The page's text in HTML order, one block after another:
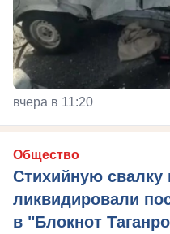
вчера в 11:20
Общество
Стихийную свалку
ликвидировали
в "Блокнот